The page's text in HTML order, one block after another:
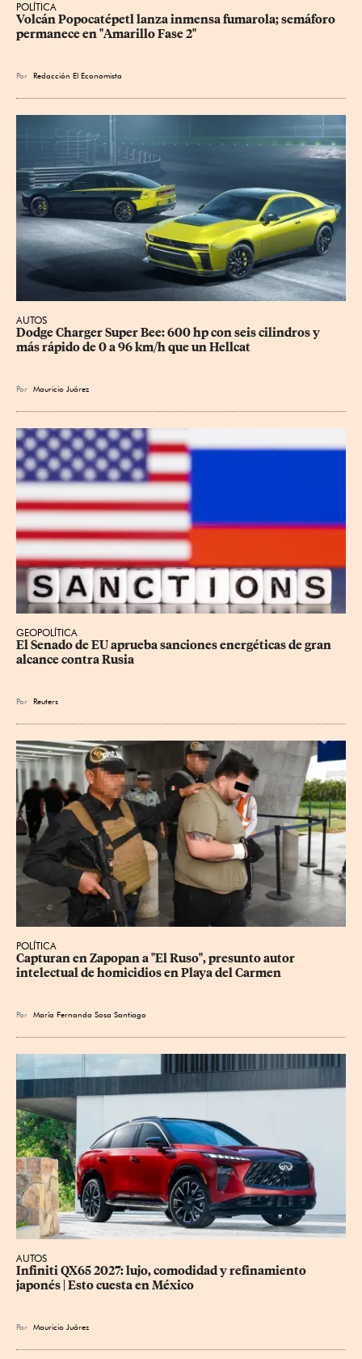
POLÍTICA
Volcán Popocatépetl lanza inmensa fumarola; semáforo
permanece en "Amarillo Fase 2"
Por Redacción El Economista
AUTOS
Dodge Charger Super Bee: 600 hp con seis cilindros y
más rápido de 0 a 96 km/h que un Hellcat
Por Mauricio Juárez
GEOPOLÍTICA
El Senado de EU aprueba sanciones energéticas de gran
alcance contra Rusia
Por Reuters
POLÍTICA
Capturan en Zapopan a "El Ruso", presunto autor
intelectual de homicidios en Playa del Carmen
Por María Fernanda Sosa Santiago
AUTOS
Infiniti QX65 2027: lujo, comodidad y refinamiento
japonés | Esto cuesta en México
Por Mauricio Juárez